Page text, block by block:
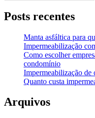
Posts recentes
Manta asfáltica para
Impermeabilização
Como escolher
condomínio
Impermeabilização de
Quanto custa
Arquivos